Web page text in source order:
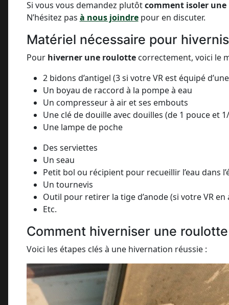
Si vous vous demandez plutôtcomment isoler
N’hésitez pas à nous joindrepour en discuter.
Matériel nécessaire pour
Pour hiverner une roulottecorrectement, voici le
2 bidons d’antigel (3 si votre VR est équipé
Un boyau de raccord à la pompe à eau
Un compresseur à air et ses embouts
Une clé de douille avec douilles (de 1 pouce et
Une lampe de poche
Des serviettes
Un seau
Petit bol ou récipient pour recueillir l’eau dans
Un tournevis
Outil pour retirer la tige d’anode (si votre VR en
Etc.
Comment hiverniser une
Voici les étapes clés à une hivernation réussie :